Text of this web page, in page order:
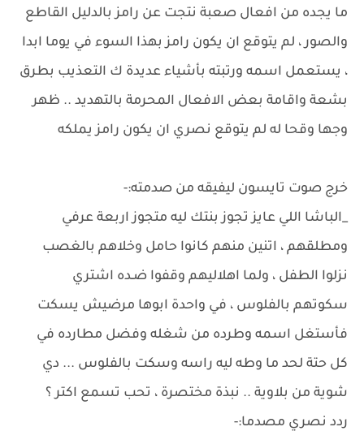
ما يجده من افعال صعبة نتجت عن رامز بالدليل القاطع
والصور ، لم يتوقع ان يكون رامز بهذا السوء في يوما ابدا
، يستعمل اسمه ورتبته بأشياء عديدة ك التعذيب بطرق
بشعة واقامة بعض الافعال المحرمة بالتهديد .. ظهر
وجها وقحا له لم يتوقع نصري ان يكون رامز يملكه
خرج صوت تايسون ليفيقه من صدمته:-
_الباشا اللي عايز تجوز بنتك ليه متجوز اربعة عرفي
ومطلقهم ، اتنين منهم كانوا حامل وخلاهم بالغصب
نزلوا الطفل ، ولما اهلاليهم وقفوا ضـده اشتري
سكوتهم بالفلوس ، في واحدة ابوها مرضيش يسكت
فأستغل اسمه وطرده من شغله وفضل مطارده في
كل حتة لحد ما وطه ليه راسه وسكت بالفلوس ... دي
شوية من بلاوية .. نبذة مختصرة ، تحب تسمع اكتر ؟
ردد نصري مصدما:-